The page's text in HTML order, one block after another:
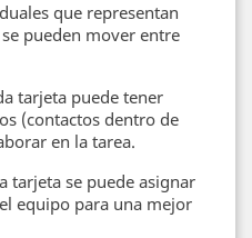
que representan
pueden mover entre
tarjeta puede tener
(contactos dentro de
en la tarea.
tarjeta se puede asignar
equipo para una mejor